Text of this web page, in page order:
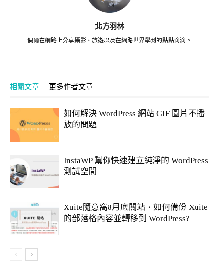
北方羽林
偶爾在網路上分享攝影、旅遊以及在網路世界學到的點點滴滴。
相關文章 更多作者文章
如何解決 WordPress 網站 GIF 圖片不播
放的問題
InstaWP 幫你快速建立純淨的 WordPress
測試空間
Xuite隨意窩8月底關站，如何備份 Xuite
的部落格內容並轉移到 WordPress?